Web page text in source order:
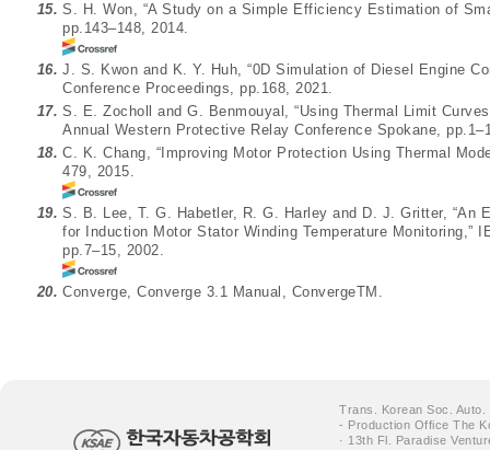
15. S. H. Won, “A Study on a Simple Efficiency Estimation of
pp.143–148, 2014.
16. J. S. Kwon and K. Y. Huh, “0D Simulation of Diesel Engine
Conference Proceedings, pp.168, 2021.
17. S. E. Zocholl and G. Benmouyal, “Using Thermal Limit
Annual Western Protective Relay Conference Spokane,
18. C. K. Chang, “Improving Motor Protection Using Thermal
479, 2015.
19. S. B. Lee, T. G. Habetler, R. G. Harley and D. J. Gritter, “An
for Induction Motor Stator Winding Temperature Monitoring,”
pp.7–15, 2002.
20. Converge, Converge 3.1 Manual, ConvergeTM.
Trans. Korean Soc. Auto.
- Production Office The
· 13th Fl. Paradise